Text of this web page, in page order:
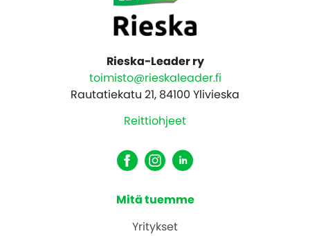
Rieska-Leader ry
toimisto@rieskaleader.fi
Rautatiekatu 21, 84100 Ylivieska
Reittiohjeet
Mitä tuemme
Yritykset